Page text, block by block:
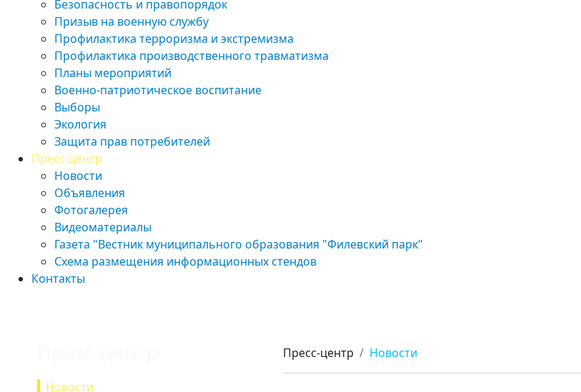
Безопасность и правопорядок
Призыв на военную службу
Профилактика терроризма и экстремизма
Профилактика производственного травматизма
Планы мероприятий
Военно-патриотическое воспитание
Выборы
Экология
Защита прав потребителей
Пресс-центр
Новости
Объявления
Фотогалерея
Видеоматериалы
Газета "Вестник муниципального образования "Филевский парк"
Схема размещения информационных стендов
Контакты
Новости
Пресс-центр Новости